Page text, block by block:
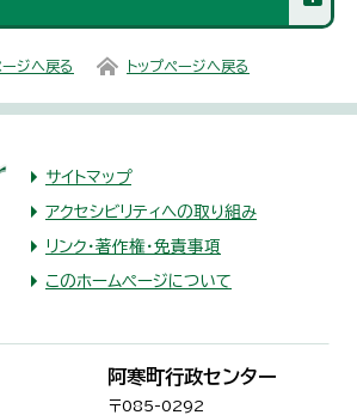
ジへ戻る トップページへ戻る
サイトマップ
アクセシビリティへの取り組み
リンク・著作権・免責事項
このホームページについて
阿寒町行政センター
〒085-0292